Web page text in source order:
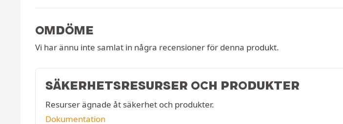
OMDÖME
Vi har ännu inte samlat in några recensioner för denna produkt.
SÄKERHETSRESURSER OCH PRODUKTER
Resurser ägnade åt säkerhet och produkter.
Dokumentation